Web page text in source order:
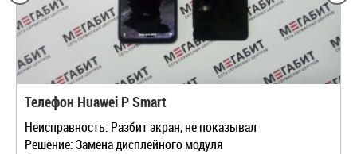
Телефон Huawei P Smart
Неисправность: Разбит экран, не показывал
Решение: Замена дисплейного модуля